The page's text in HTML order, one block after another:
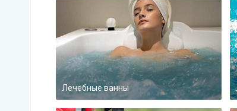
Лечебные ванны